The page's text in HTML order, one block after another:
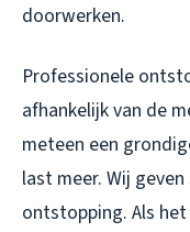
doorwerken.
Professionele
afhankelijk van de
meteen een
last meer. Wij
ontstopping. Als